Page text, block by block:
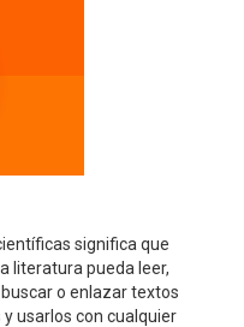
significa que
literatura pueda leer,
o enlazar textos
usarlos con cualquier